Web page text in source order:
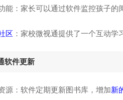
能：家长可以通过软件监控孩子的
区 ：家校微视通提供了一个互动
软件更新
源：软件定期更新图书库，增加新